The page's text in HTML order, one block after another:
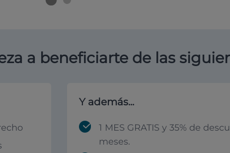
a beneficiarte de las
Y además...
1 MES GRATIS y 35% de
meses.